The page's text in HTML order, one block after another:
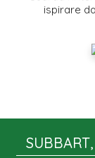
ispirare